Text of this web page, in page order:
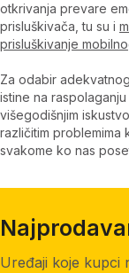
otkrivanja prevare
prisluškivača, tu su i
prisluškivanje
Za odabir
istine na
višegodišnjim
različitim problemima
svakome ko nas
Uređaji koje kupci